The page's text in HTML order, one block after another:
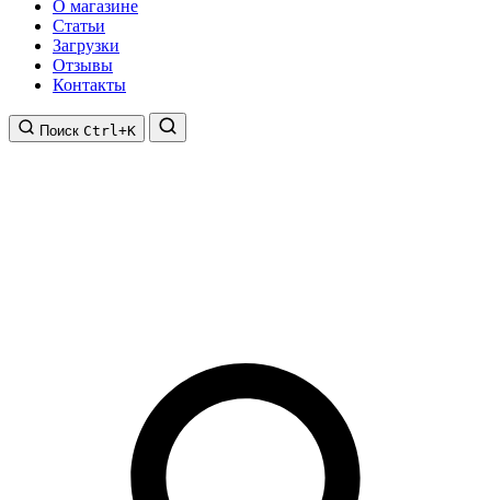
О магазине
Статьи
Загрузки
Отзывы
Контакты
Поиск Ctrl+K